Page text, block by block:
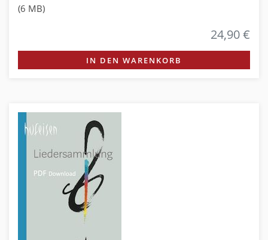
(6 MB)
24,90 €
IN DEN WARENKORB